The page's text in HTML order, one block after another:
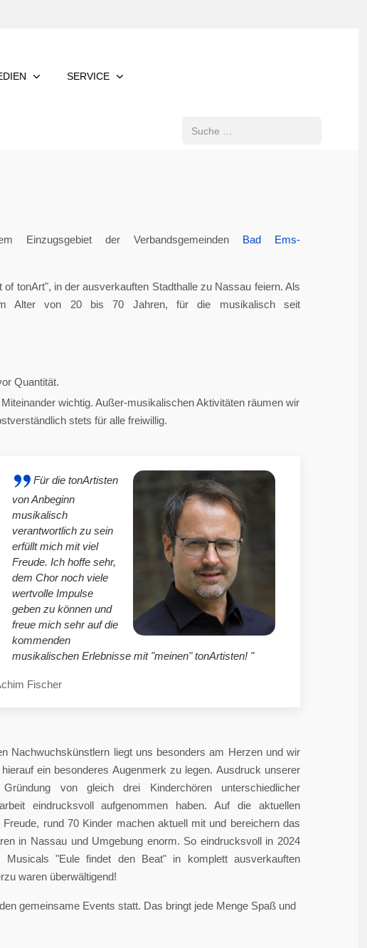
SERVICE
Suchen
der Verbandsgemeinden Bad Ems-
tonArt", in der ausverkauften Stadthalle zu Nassau feiern. Als
Alter von 20 bis 70 Jahren, für die musikalisch seit
Quantität.
wichtig. Außer-musikalischen Aktivitäten räumen wir
stets für alle freiwillig.
Für die tonArtisten
von Anbeginn
musikalisch
verantwortlich zu sein
erfüllt mich mit viel
Freude. Ich hoffe sehr,
dem Chor noch viele
wertvolle Impulse
geben zu können und
freue mich sehr auf die
kommenden
musikalischen Erlebnisse mit "meinen" tonArtisten! "
Fischer
Nachwuchskünstlern liegt uns besonders am Herzen und wir
ein besonderes Augenmerk zu legen. Ausdruck unserer
von gleich drei Kinderchören unterschiedlicher
eindrucksvoll aufgenommen haben. Auf die aktuellen
rund 70 Kinder machen aktuell mit und bereichern das
in Nassau und Umgebung enorm. So eindrucksvoll in 2024
"Eule findet den Beat" in komplett ausverkauften
waren überwältigend!
gemeinsame Events statt. Das bringt jede Menge Spaß und